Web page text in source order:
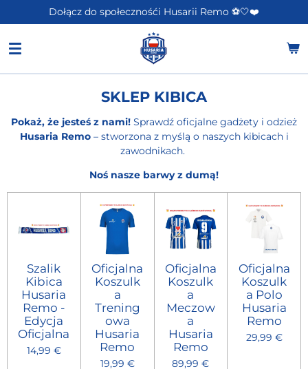
do
głównej
treści
Dołącz do społecznośći Husarii Remo ⚽️🤍❤️
SKLEP KIBICA
Pokaż, że jesteś z nami! Sprawdź oficjalne gadżety i odzież
Husaria Remo– stworzona z myślą o naszych kibicach i
zawodnikach.
Noś nasze barwy z dumą!
Szalik
Kibica
Husaria
Remo -
Edycja
Oficjalna
14,99 €
Oficjalna
Koszulk
a
Trening
owa
Husaria
Remo
19,99 €
Oficjalna
Koszulk
a
Meczow
a
Husaria
Remo
89,99 €
Oficjalna
Koszulk
a Polo
Husaria
Remo
29,99 €